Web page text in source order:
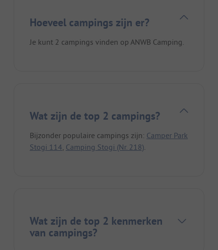
Hoeveel campings zijn er?
Je kunt 2 campings vinden op ANWB Camping.
Wat zijn de top 2 campings?
Bijzonder populaire campings zijn: Camper Park
Stogi 114 Camping Stogi (Nr. 218)
Wat zijn de top 2 kenmerken
van campings?